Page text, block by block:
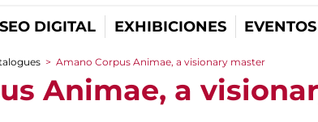
DIGITAL EXHIBICIONES EVENTOS
> Amano Corpus Animae, a visionary master
Animae, a